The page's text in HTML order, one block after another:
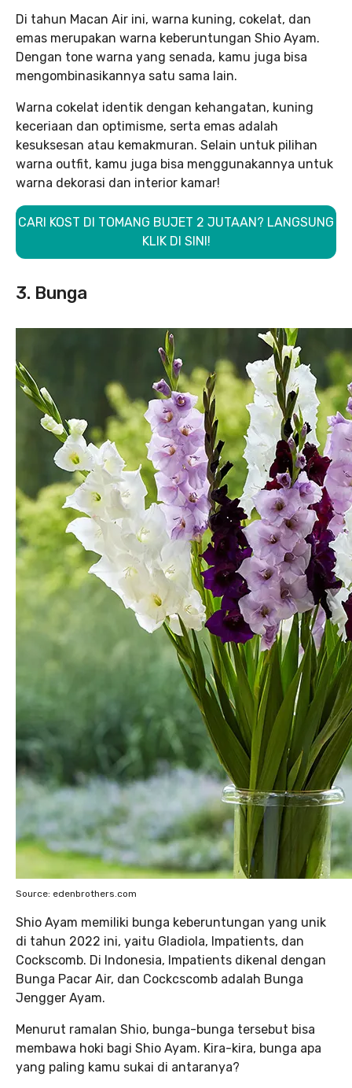
Di tahun Macan Air ini, warna kuning, cokelat, dan
emas merupakan warna keberuntungan Shio Ayam.
Dengan tone warna yang senada, kamu juga bisa
mengombinasikannya satu sama lain.
Warna cokelat identik dengan kehangatan, kuning
keceriaan dan optimisme, serta emas adalah
kesuksesan atau kemakmuran. Selain untuk pilihan
warna outfit, kamu juga bisa menggunakannya untuk
warna dekorasi dan interior kamar!
CARI KOST DI TOMANG BUJET 2 JUTAAN? LANGSUNG
KLIK DI SINI!
3. Bunga
Source: edenbrothers.com
Shio Ayam memiliki bunga keberuntungan yang unik
di tahun 2022 ini, yaitu Gladiola, Impatients, dan
Cockscomb. Di Indonesia, Impatients dikenal dengan
Bunga Pacar Air, dan Cockcscomb adalah Bunga
Jengger Ayam.
Menurut ramalan Shio, bunga-bunga tersebut bisa
membawa hoki bagi Shio Ayam. Kira-kira, bunga apa
yang paling kamu sukai di antaranya?